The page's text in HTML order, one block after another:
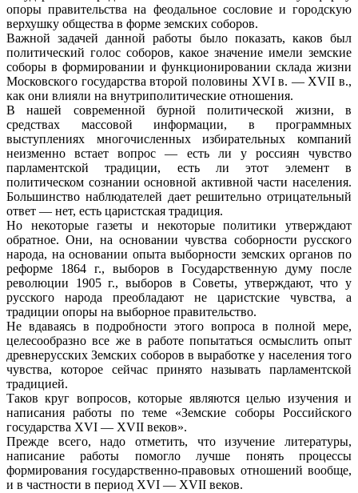
опоры правительства на феодальное сословие и городскую
верхушку общества в форме земских соборов.
Важной задачей данной работы было показать, каков был
политический голос соборов, какое значение имели земские
соборы в формировании и функционировании склада жизни
Московского государства второй половины XVI в. — XVII в.,
как они влияли на внутриполитические отношения.
В нашей современной бурной политической жизни, в
средствах массовой информации, в программных
выступлениях многочисленных избирательных компаний
неизменно встает вопрос — есть ли у россиян чувство
парламентской традиции, есть ли этот элемент в
политическом сознании основной активной части населения.
Большинство наблюдателей дает решительно отрицательный
ответ — нет, есть царистская традиция.
Но некоторые газеты и некоторые политики утверждают
обратное. Они, на основании чувства соборности русского
народа, на основании опыта выборности земских органов по
реформе 1864 г., выборов в Государственную думу после
революции 1905 г., выборов в Советы, утверждают, что у
русского народа преобладают не царистские чувства, а
традиции опоры на выборное правительство.
Не вдаваясь в подробности этого вопроса в полной мере,
целесообразно все же в работе попытаться осмыслить опыт
древнерусских Земских соборов в выработке у населения того
чувства, которое сейчас принято называть парламентской
традицией.
Таков круг вопросов, которые являются целью изучения и
написания работы по теме «Земские соборы Российского
государства XVI — XVII веков».
Прежде всего, надо отметить, что изучение литературы,
написание работы помогло лучше понять процессы
формирования государственно-правовых отношений вообще,
и в частности в период XVI — XVII веков.